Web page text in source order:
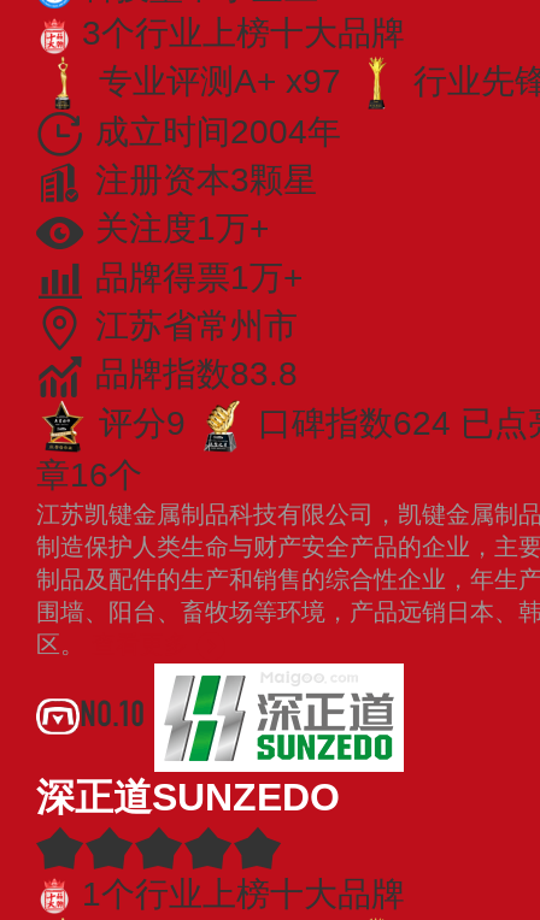
3个行业上榜十大品牌
专业评测A+ x97
行业先
成立时间2004年
注册资本3颗星
关注度1万+
品牌得票1万+
江苏省常州市
品牌指数83.8
评分9
口碑指数624 已点
章16个
江苏凯键金属制品科技有限公司，凯键金属制
制造保护人类生命与财产安全产品的企业，主
制品及配件的生产和销售的综合性企业，年生
围墙、阳台、畜牧场等环境，产品远销日本、
区。
NO.10
深正道SUNZEDO
1个行业上榜十大品牌